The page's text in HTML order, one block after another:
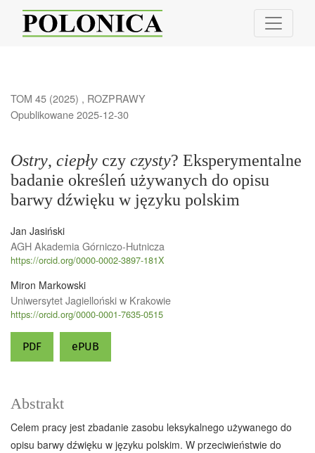
&lt;em&gt;Ostry&lt;/em&gt;, &lt;em&gt;ciepły&lt;/em&gt; czy
TOM 45 (2025) , ROZPRAWY
Ostry, ciepły czy czysty? Eksperymentalne
badanie określeń używanych do opisu
barwy dźwięku w języku polskim
Opublikowane 2025-12-30
Jan Jasiński
AGH Akademia Górniczo-Hutnicza
https://orcid.org/0000-0002-3897-181X
Miron Markowski
Uniwersytet Jagielloński w Krakowie
https://orcid.org/0000-0001-7635-0515
PDF ePUB
Abstrakt
Celem pracy jest zbadanie zasobu leksykalnego używanego do
opisu barwy dźwięku w języku polskim. W przeciwieństwie do